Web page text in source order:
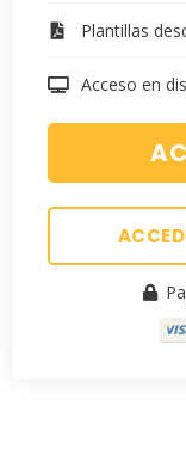
Plantillas
Acceso en